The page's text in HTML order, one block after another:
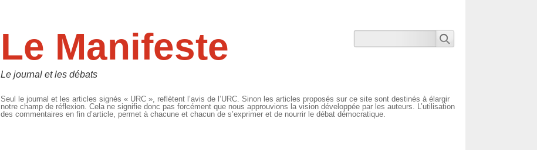
Le Manifeste
Le journal et les débats
Seul le journal et les articles signés « URC », reflètent l’avis de l’URC. Sinon les articles proposés sur ce site sont destinés à élargir
notre champ de réflexion. Cela ne signifie donc pas forcément que nous approuvions la vision développée par les auteurs. L’utilisation
des commentaires en fin d’article, permet à chacune et chacun de s’exprimer et de nourrir le débat démocratique.